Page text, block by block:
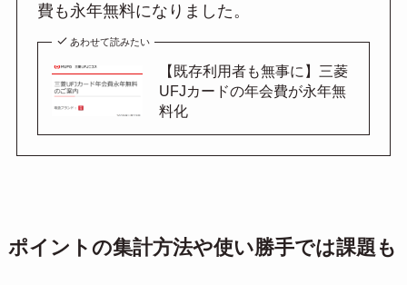
費も永年無料になりました。
あわせて読みたい
【既存利用者も無事に】三菱
UFJカードの年会費が永年無
料化
ポイントの集計方法や使い勝手では課題も